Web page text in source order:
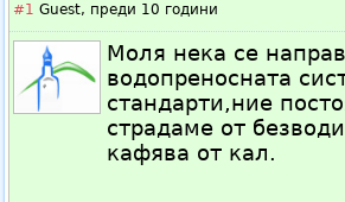
#1 Guest, преди 10 години
Моля нека се
водопреносната
стандарти,ние
страдаме от
кафява от кал.